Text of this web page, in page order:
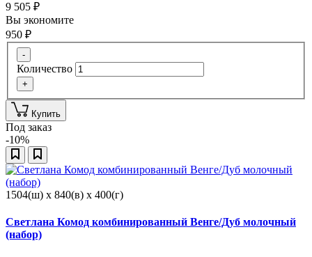
9 505 ₽
Вы экономите
950 ₽
-
Количество
+
Купить
Под заказ
-10%
1504(ш) x 840(в) x 400(г)
Светлана Комод комбинированный Венге/Дуб молочный
(набор)